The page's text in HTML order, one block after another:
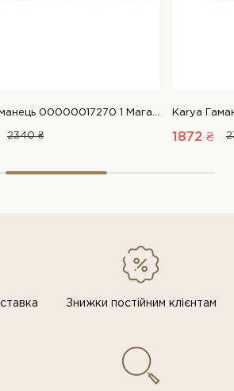
2340 ₴ 1872 ₴
Знижки постiйним клiєнтам